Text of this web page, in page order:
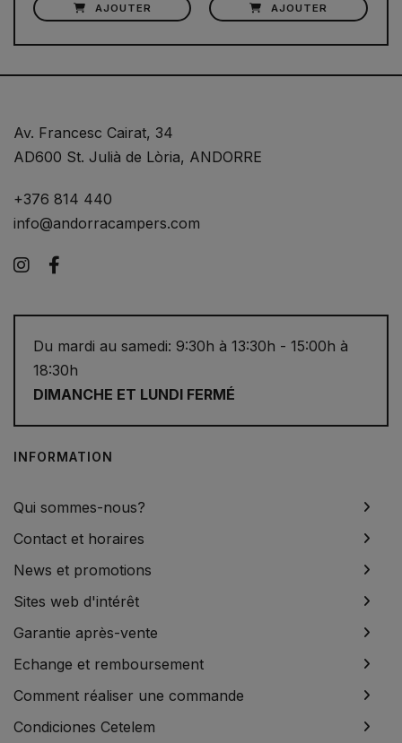
AJOUTER AJOUTER
Av. Francesc Cairat, 34
AD600 St. Julià de Lòria, ANDORRE
+376 814 440
info@andorracampers.com
Instagram
Du mardi au samedi: 9:30h à 13:30h - 15:00h à
18:30h
DIMANCHE ET LUNDI FERMÉ
INFORMATION
Qui sommes-nous?
Contact et horaires
News et promotions
Sites web d'intérêt
Garantie après-vente
Echange et remboursement
Comment réaliser une commande
Condiciones Cetelem